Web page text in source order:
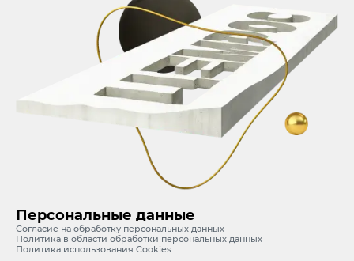
Персональные данные
Согласие на обработку персональных данных
Политика в области обработки персональных данных
Политика использования Cookies